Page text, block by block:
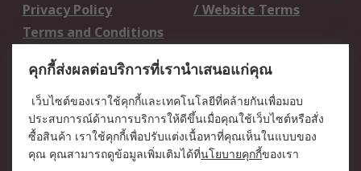
Privacy Policy
/ Website Terms
Terms and Conditions
เกี่ยวกับ RS / About RS
RS ทั่วโลก / RS
Worldwide
ข่าวประชาสัมพันธ์ / Press
Centre
บริษัทในเครือ RS /
วิธีการชำระเงิน /
คุกกี้ส่งผลต่อบริการที่เรานำเสนอแก่คุณ
เว็บไซต์ของเราใช้คุกกี้และเทคโนโลยีที่คล้ายกันเพื่อมอบ
ประสบการณ์ด้านการบริการให้ดีขึ้นเมื่อคุณใช้เว็บไซต์หรือสั่ง
ซื้อสินค้า เราใช้คุกกี้เพื่อปรับแต่งเนื้อหาที่คุณเห็นในแบบของ
คุณ คุณสามารถดูข้อมูลเพิ่มเติมได้ที่นโยบายคุกกี้ของเรา